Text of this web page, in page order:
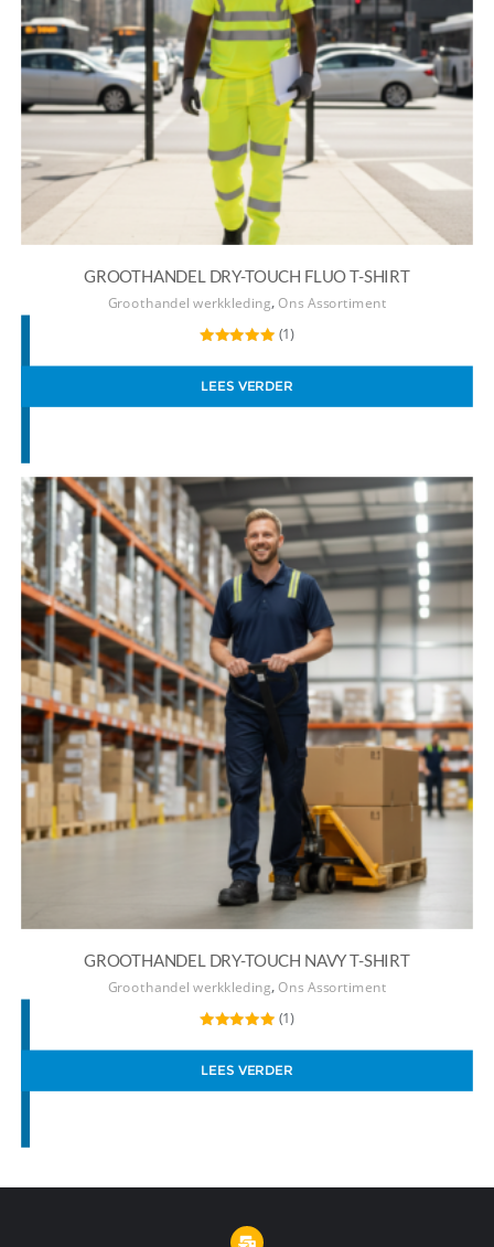
GROOTHANDEL DRY-TOUCH FLUO T-SHIRT
Groothandel werkkleding,Ons Assortiment
5.00
uit 5
(1)
LEES VERDER
GROOTHANDEL DRY-TOUCH NAVY T-SHIRT
Groothandel werkkleding,Ons Assortiment
5.00
uit 5
(1)
LEES VERDER